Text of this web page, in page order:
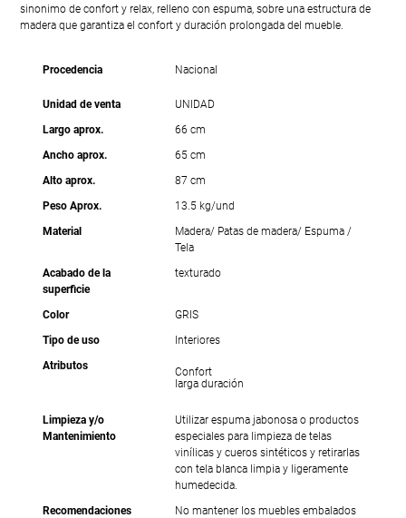
sinonimo de confort y relax, relleno con espuma, sobre una estructura de
madera que garantiza el confort y duración prolongada del mueble.
Procedencia Nacional
Unidad de venta
UNIDAD
Largo aprox.
66 cm
Ancho aprox.
65 cm
Alto aprox.
87 cm
Peso Aprox.
13.5 kg/und
Material
Madera/ Patas de madera/ Espuma /
Tela
Acabado de la
superficie
texturado
Color
GRIS
Tipo de uso
Interiores
Atributos
Confort
larga duración
Limpieza y/o
Mantenimiento
Utilizar espuma jabonosa o productos
especiales para limpieza de telas
vinílicas y cueros sintéticos y retirarlas
con tela blanca limpia y ligeramente
humedecida.
Recomendaciones
No mantener los muebles embalados